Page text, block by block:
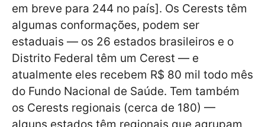
em breve para 244 no país]. Os Cerests têm
algumas conformações, podem ser
estaduais — os 26 estados brasileiros e o
Distrito Federal têm um Cerest — e
atualmente eles recebem R$ 80 mil todo mês
do Fundo Nacional de Saúde. Tem também
os Cerests regionais (cerca de 180) —